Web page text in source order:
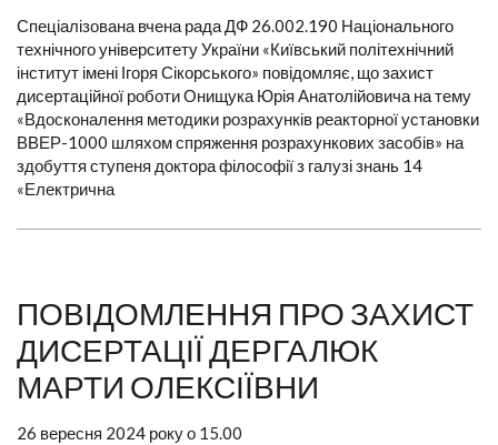
Спеціалізована вчена рада ДФ 26.002.190 Національного
технічного університету України «Київський політехнічний
інститут імені Ігоря Сікорського» повідомляє, що захист
дисертаційної роботи Онищука Юрія Анатолійовича на тему
«Вдосконалення методики розрахунків реакторної установки
ВВЕР-1000 шляхом спряження розрахункових засобів» на
здобуття ступеня доктора філософії з галузі знань 14
«Електрична
ПОВІДОМЛЕННЯ ПРО ЗАХИСТ
ДИСЕРТАЦІЇ ДЕРГАЛЮК
МАРТИ ОЛЕКСІЇВНИ
26 вересня 2024 року о 15.00